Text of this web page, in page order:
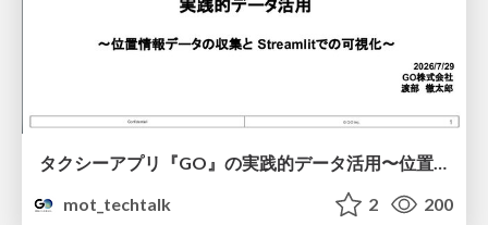
タクシーアプリ『GO』の実践的データ活用〜位置情報データの収集とStreamlitでの可視化〜
mot_techtalk
2 200